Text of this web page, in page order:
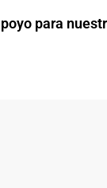
para